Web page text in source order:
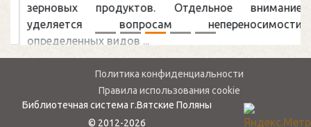
зерновых продуктов. Отдельное внимание
уделяется вопросам непереносимости
определенных видов ...
Политика конфиденциальности
Правила использования cookie